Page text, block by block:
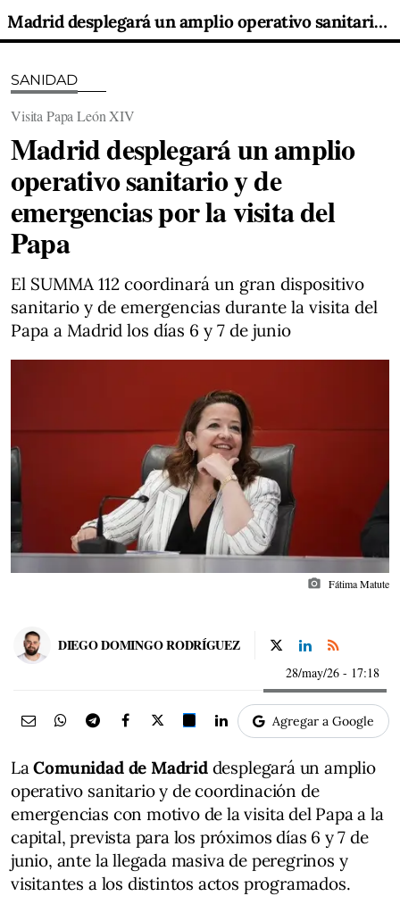
Madrid desplegará un amplio operativo sanitario y de emergencias por la visita del Papa
SANIDAD
Visita Papa León XIV
Madrid desplegará un amplio
operativo sanitario y de
emergencias por la visita del
Papa
El SUMMA 112 coordinará un gran dispositivo
sanitario y de emergencias durante la visita del
Papa a Madrid los días 6 y 7 de junio
photo_camera Fátima Matute
DIEGO DOMINGO RODRÍGUEZ
28/may/26 - 17:18
Agregar a Google
LaComunidad de Madrid desplegará un amplio
operativo sanitario y de coordinación de
emergencias con motivo de la visita del Papa a la
capital, prevista para los próximos días 6 y 7 de
junio, ante la llegada masiva de peregrinos y
visitantes a los distintos actos programados.